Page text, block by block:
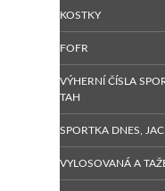
KOSTKY
FOFR
VÝHERNÍ ČÍSLA
TAH
SPORTKA DNES,
VYLOSOVANÁ A